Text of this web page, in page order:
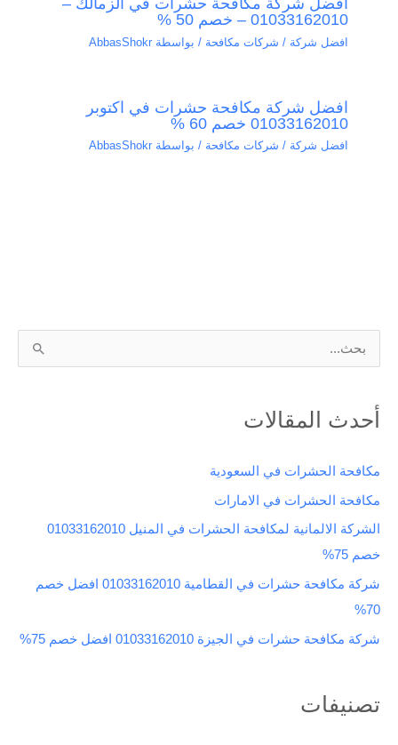
01033162010 – خصم 50 %
افضل شركة / شركات مكافحة / بواسطة AbbasShokr
افضل شركة مكافحة حشرات في اكتوبر
01033162010 خصم 60 %
افضل شركة / شركات مكافحة / بواسطة AbbasShokr
ب
ح
ن
:
أحدث المقالات
مكافحة الحشرات في السعودية
مكافحة الحشرات في الامارات
الشركة الالمانية لمكافحة الحشرات في المنيل 01033162010
خصم 75%
شركة مكافحة حشرات في القطامية 01033162010 افضل خصم
70%
شركة مكافحة حشرات في الجيزة 01033162010 افضل خصم 75%
تصنيفات